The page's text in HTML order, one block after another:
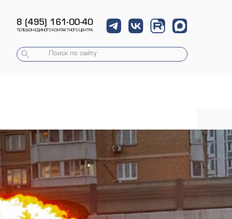
8 (495) 161-00-40
ТЕЛЕФОН ЕДИНОГО КОНТАКТНОГО ЦЕНТРА